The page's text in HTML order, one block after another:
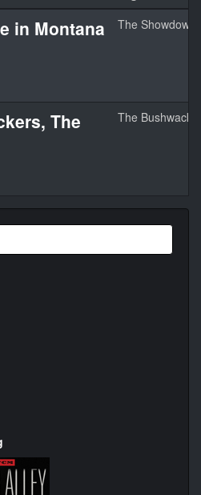
in Montana The Showdown
The The